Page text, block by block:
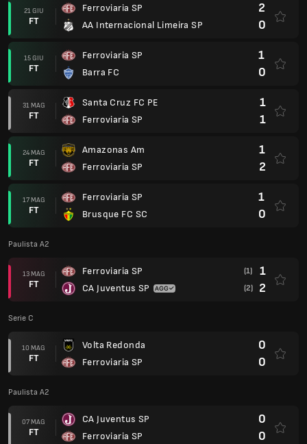
21 GIU
FT
Ferroviaria SP
AA Internacional Limeira SP
2
0
15 GIU
FT
Ferroviaria SP
Barra FC
1
0
31 MAG
FT
Santa Cruz FC PE
Ferroviaria SP
1
1
24 MAG
FT
Amazonas Am
Ferroviaria SP
1
2
17 MAG
FT
Ferroviaria SP
Brusque FC SC
1
0
Paulista A2
13 MAG
FT
Ferroviaria SP
CA Juventus SP
(1) 1
(2) 2
Serie C
10 MAG
FT
Volta Redonda
Ferroviaria SP
0
0
Paulista A2
07 MAG
FT
CA Juventus SP
Ferroviaria SP
0
0